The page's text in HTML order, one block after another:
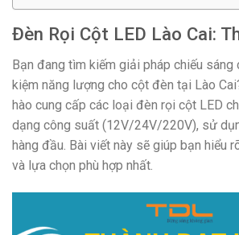
Đèn Rọi Cột LED Lào Cai:
Bạn đang tìm kiếm giải pháp chiếu
kiệm năng lượng cho cột đèn tại Lào
hào cung cấp các loại đèn rọi cột LED
dạng công suất (12V/24V/220V), sử
hàng đầu. Bài viết này sẽ giúp bạn hiểu
và lựa chọn phù hợp nhất.